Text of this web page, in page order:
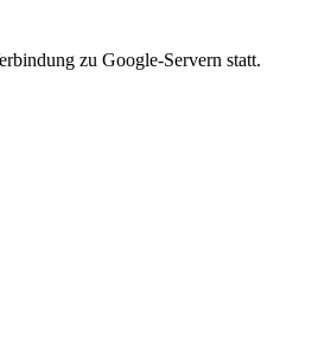
zu Google-Servern statt.